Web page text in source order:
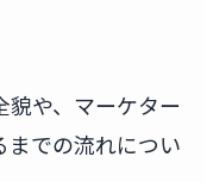
や、マーケター
までの流れについ